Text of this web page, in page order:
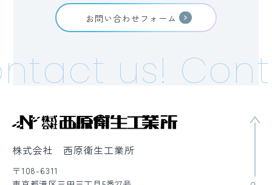
お問い合わせフォーム
us!
株式会社 西原衛生工業所
〒108-6311